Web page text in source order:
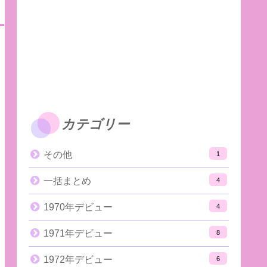
カテゴリー
その他 1
一括まとめ 4
1970年デビュー 4
1971年デビュー 8
1972年デビュー 6